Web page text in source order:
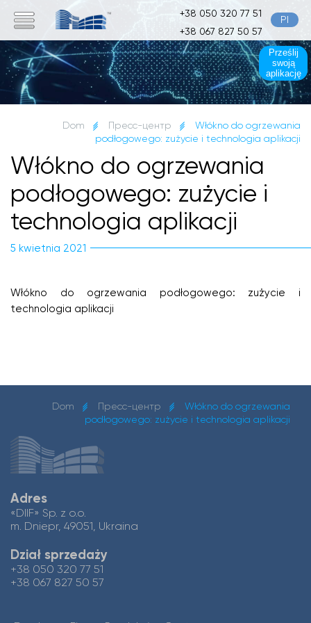
+38 050 320 77 51
+38 067 827 50 57
Pl
Dom Пресс-центр
Włókno do ogrzewania
podłogowego: zużycie i technologia aplikacji
Włókno do ogrzewania
podłogowego: zużycie i
technologia aplikacji
5 kwietnia 2021
Włókno do ogrzewania podłogowego: zużycie i
technologia aplikacji
Dom Пресс-центр
Włókno do ogrzewania
podłogowego: zużycie i technologia aplikacji
Adres
«DIIF» Sp. z o.o.
m. Dniepr, 49051, Ukraina
Dział sprzedaży
+38 050 320 77 51
+38 067 827 50 57
Prześlij
swoją
aplikację